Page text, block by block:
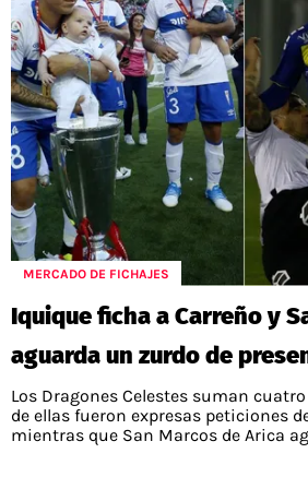
MERCADO DE FICHAJES
Iquique ficha a Carreño y
aguarda un zurdo de
Los Dragones Celestes suman
de ellas fueron expresas peticiones
mientras que San Marcos de Arica